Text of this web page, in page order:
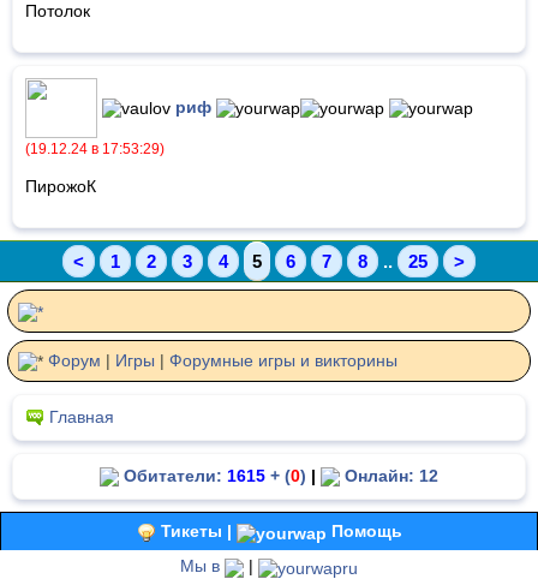
Потолок
риф
(19.12.24 в 17:53:29)
ПирожоК
< 1 2 3 4 5 6 7 8 .. 25 >
Форум | Игры | Форумные игры и виктoрины
Главная
Обитатели: 1615 + (0) | Онлайн: 12
Тикеты |
Помощь
Мы в
|